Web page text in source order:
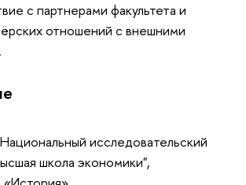
с партнерами факультета и
отношений с внешними
исследовательский
школа экономики",